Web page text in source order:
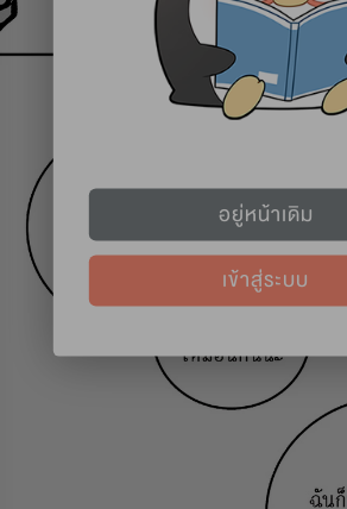
อยู่หน้าเดิม
เข้าสู่ระบบ